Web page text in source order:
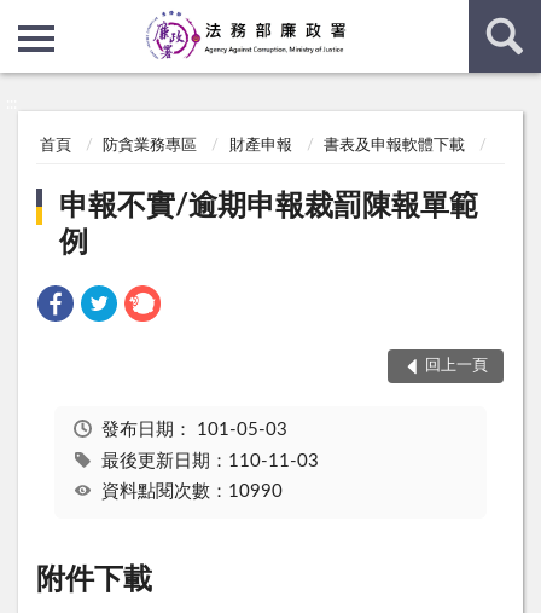
首頁 防貪業務專區 財產申報 書表及申報軟體下載
申報不實/逾期申報裁罰陳報單範
例
回上一頁
發布日期： 101-05-03
最後更新日期：110-11-03
資料點閱次數：10990
附件下載